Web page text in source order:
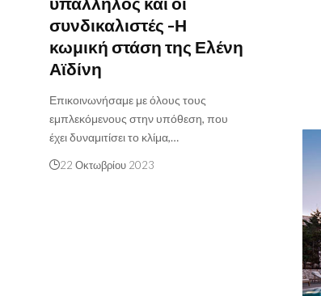
υπάλληλος και οι
συνδικαλιστές -Η
κωμική στάση της Ελένη
Αϊδίνη
Επικοινωνήσαμε με όλους τους
εμπλεκόμενους στην υπόθεση, που
έχει δυναμιτίσει το κλίμα,…
22 Οκτωβρίου 2023